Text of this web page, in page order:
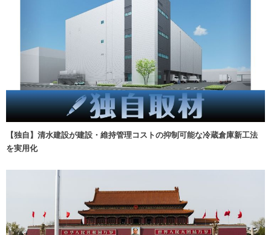
【独自】清水建設が建設・維持管理コストの抑制可能な冷蔵倉庫新工法
を実用化